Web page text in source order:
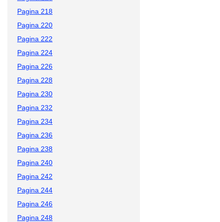
Pagina 218
Pagina 220
Pagina 222
Pagina 224
Pagina 226
Pagina 228
Pagina 230
Pagina 232
Pagina 234
Pagina 236
Pagina 238
Pagina 240
Pagina 242
Pagina 244
Pagina 246
Pagina 248